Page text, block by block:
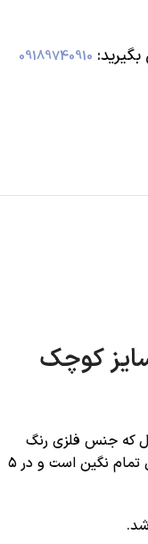
09189740910
کوچک
که جنس فلزی رنگ
ثابت با آبکاری گیاهی می باشد. این محصول تمام نگین است و در ۵